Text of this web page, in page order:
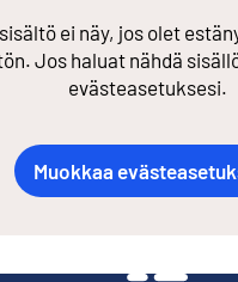
ei näy, jos olet
Jos haluat nähdä
evästeasetuksesi.
Muokkaa